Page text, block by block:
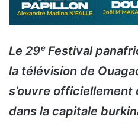
Le 29ᵉ Festival
la télévision de
s’ouvre
dans la capitale